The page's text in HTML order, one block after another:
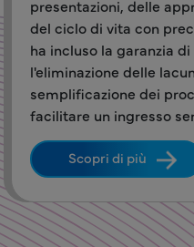
presentazioni, delle
del ciclo di vita con
ha incluso la garanzia
l'eliminazione delle
semplificazione dei
facilitare un ingresso
Scopri di più